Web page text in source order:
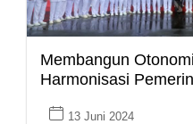
Membangun
Harmonisasi
13 Juni 2024